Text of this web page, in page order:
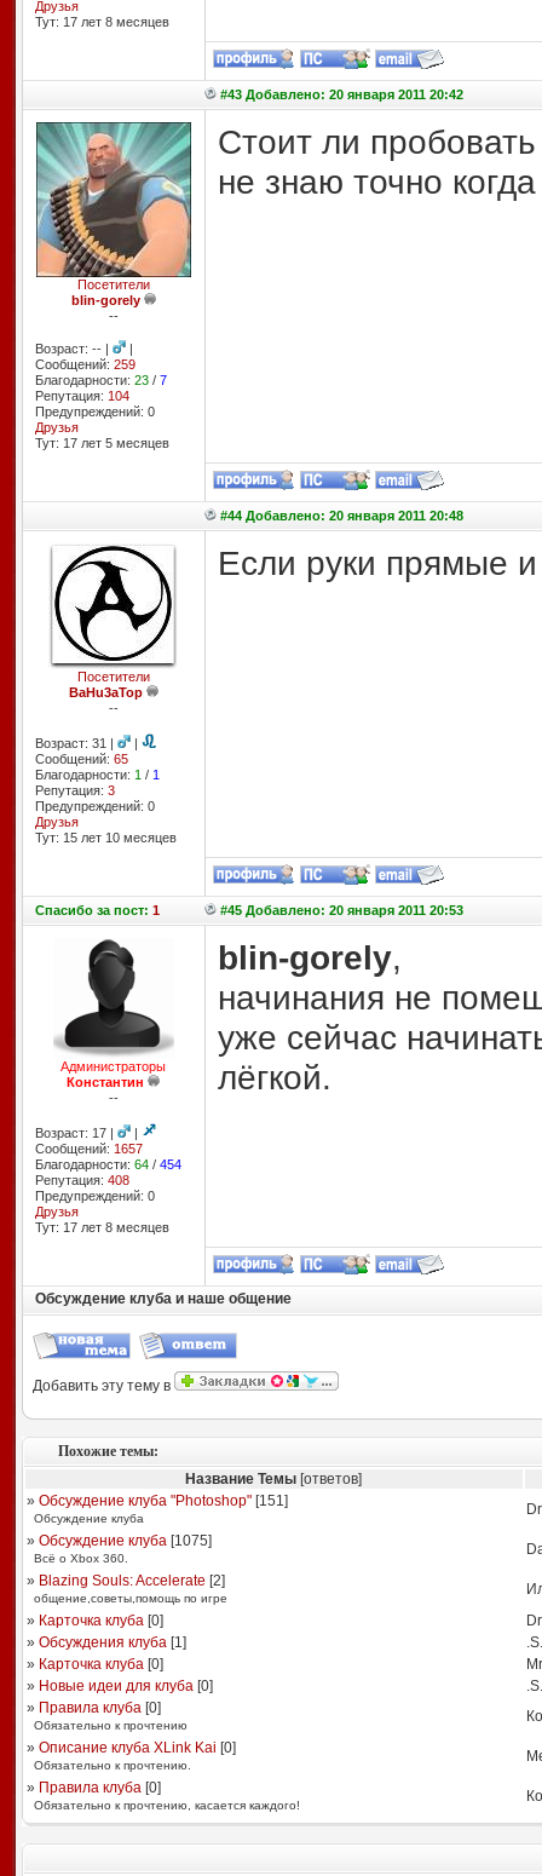
Друзья
Тут: 17 лет 8 месяцев
#43 Добавлено: 20 января 2011 20:42
Посетители
blin-gorely
--
Возраст: -- |
|
Сообщений: 259
Благодарности: 23/ 7
Репутация: 104
Предупреждений: 0
Друзья
Тут: 17 лет 5 месяцев
Стоит ли
не знаю точно
#44 Добавлено: 20 января 2011 20:48
Посетители
BaHu3aTop
--
Возраст: 31 |
|
Сообщений: 65
Благодарности: 1 / 1
Репутация: 3
Предупреждений: 0
Друзья
Тут: 15 лет 10 месяцев
Если руки прямые
Спасибоза пост: 1 #45 Добавлено: 20 января 2011 20:53
Администраторы
Константин
--
Возраст: 17 |
|
Сообщений: 1657
Благодарности: 64/ 454
Репутация: 408
Предупреждений: 0
Друзья
Тут: 17 лет 8 месяцев
blin-gorely,
начинания не
уже сейчас
лёгкой.
Обсуждение клуба и наше общение
Добавить эту тему в
Похожие темы:
Название Темы [ответов]
» Обсуждение клуба "Photoshop"[151]
Обсуждение клуба
» Обсуждение клуба[1075]
Всё о Xbox 360.
» Blazing Souls: Accelerate [2]
общение,советы,помощь по игре
» Карточка клуба[0]
» Обсуждения клуба[1]
» Карточка клуба[0]
» Новые идеи для клуба[0]
» Правила клуба[0]
Обязательно к прочтению
» Описание клуба XLink Kai [0]
Обязательно к прочтению.
» Правила клуба[0]
Обязательно к прочтению, касается каждого!